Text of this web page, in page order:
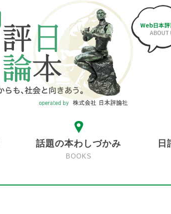
話題の本わしづかみ
BOOKS
日